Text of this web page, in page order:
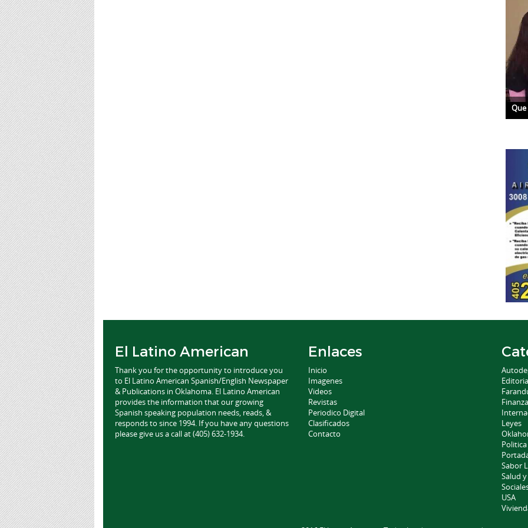
Que es Glaucoma con la Dra. Hagen
El Latino American
Thank you for the opportunity to introduce you
to El Latino American Spanish/English Newspaper
& Publications in Oklahoma. El Latino American
provides the information that our growing
Spanish speaking population needs, reads, &
responds to since 1994. If you have any questions
please give us a call at (405) 632-1934.
Enlaces
Inicio
Imagenes
Videos
Revistas
Periodico Digital
Clasificados
Contacto
Leyes
Politica
Sabor
Salud
USA